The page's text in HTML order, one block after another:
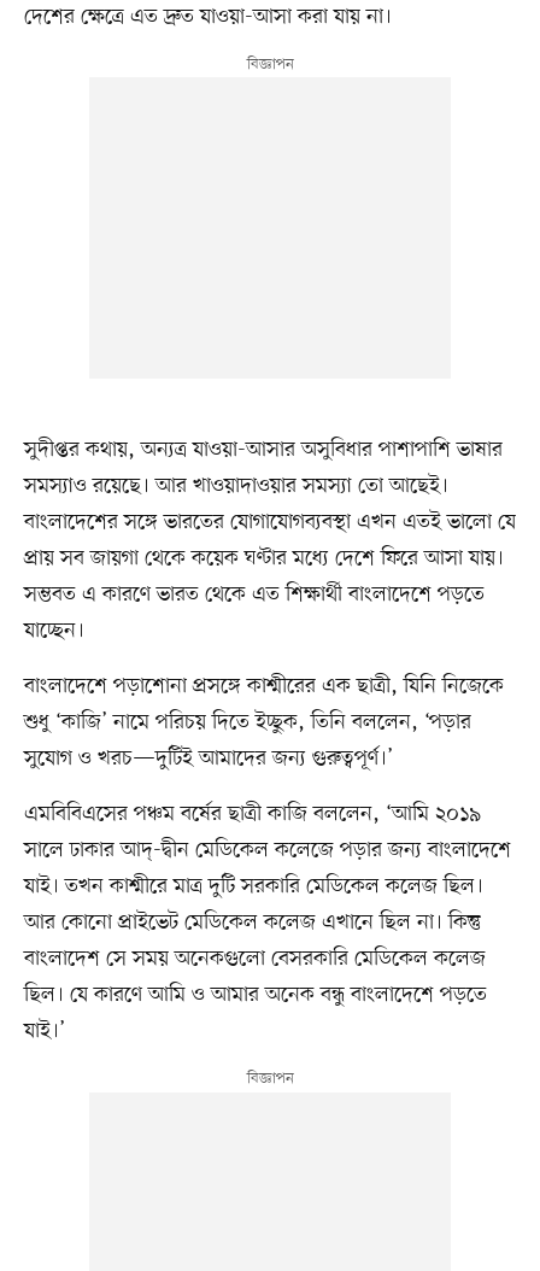
দেশের ক্ষেত্রে এত দ্রুত যাওয়া-আসা করা যায় না।
সুদীপ্তর কথায়, অন্যত্র যাওয়া-আসার অসুবিধার পাশাপাশি ভাষার
সমস্যাও রয়েছে। আর খাওয়াদাওয়ার সমস্যা তো আছেই।
বাংলাদেশের সঙ্গে ভারতের যোগাযোগব্যবস্থা এখন এতই ভালো যে
প্রায় সব জায়গা থেকে কয়েক ঘণ্টার মধ্যে দেশে ফিরে আসা যায়।
সম্ভবত এ কারণে ভারত থেকে এত শিক্ষার্থী বাংলাদেশে পড়তে
যাচ্ছেন।
বাংলাদেশে পড়াশোনা প্রসঙ্গে কাশ্মীরের এক ছাত্রী, যিনি নিজেকে
শুধু ‘কাজি’ নামে পরিচয় দিতে ইচ্ছুক, তিনি বললেন, ‘পড়ার
সুযোগ ও খরচ—দুটিই আমাদের জন্য গুরুত্বপূর্ণ।’
এমবিবিএসের পঞ্চম বর্ষের ছাত্রী কাজি বললেন, ‘আমি ২০১৯
সালে ঢাকার আদ্-দ্বীন মেডিকেল কলেজে পড়ার জন্য বাংলাদেশে
যাই। তখন কাশ্মীরে মাত্র দুটি সরকারি মেডিকেল কলেজ ছিল।
আর কোনো প্রাইভেট মেডিকেল কলেজ এখানে ছিল না। কিন্তু
বাংলাদেশ সে সময় অনেকগুলো বেসরকারি মেডিকেল কলেজ
ছিল। যে কারণে আমি ও আমার অনেক বন্ধু বাংলাদেশে পড়তে
যাই।’